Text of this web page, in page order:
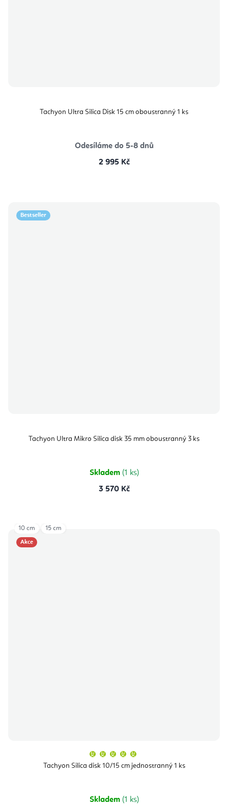
Tachyon Ultra Silica Disk 15 cm oboustranný 1 ks
Odesíláme do 5-8 dnů
2 995 Kč
Bestseller
Tachyon Ultra Mikro Silica disk 35 mm oboustranný 3 ks
Skladem (1 ks)
3 570 Kč
Akce
Tachyon Silica disk 10/15 cm jednostranný 1 ks
produktu
je
Skladem (1 ks)
10 cm 15 cm